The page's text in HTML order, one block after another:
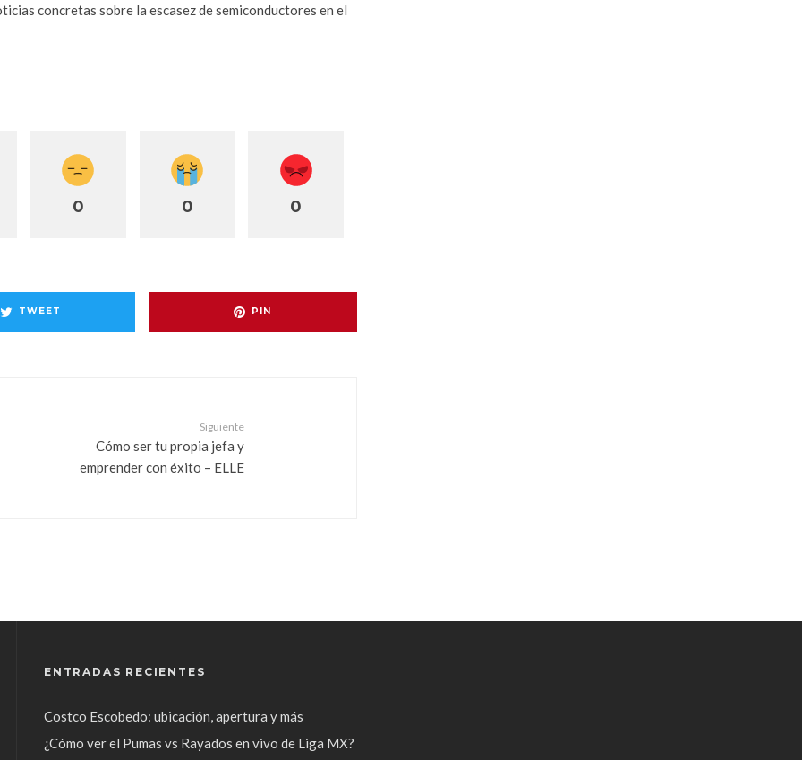
concretas sobre la escasez de semiconductores en el
0 0 0
TWEET PIN
Siguiente
Cómo ser tu propia jefa y
emprender con éxito – ELLE
ENTRADAS RECIENTES
Costco Escobedo: ubicación, apertura y más
¿Cómo ver el Pumas vs Rayados en vivo de Liga MX?